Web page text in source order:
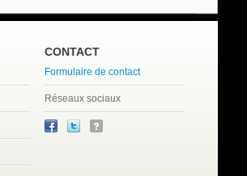
CONTACT
Formulaire de contact
Réseaux sociaux